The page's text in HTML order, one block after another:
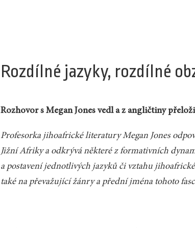
Rozdílné jazyky, rozdílné
Rozhovor s Megan Jones vedl a z angličtiny
Profesorka jihoafrické literatury Megan Jones
Jižní Afriky a odkrývá některé z formativních
a postavení jednotlivých jazyků či vztahu
také na převažující žánry a přední jména tohoto